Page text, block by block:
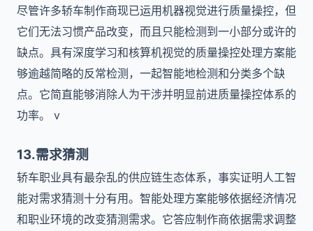
尽管许多轿车制作商现已运用机器视觉进行质量操控，但
它们无法习惯产品改变，而且只能检测到一小部分或许的
缺点。具有深度学习和核算机视觉的质量操控处理方案能
够逾越简略的反常检测，一起智能地检测和分类多个缺
点。它简直能够消除人为干涉并明显前进质量操控体系的
功率。 v
13.需求猜测
轿车职业具有最杂乱的供应链生态体系，事实证明人工智
能对需求猜测十分有用。智能处理方案能够依据经济情况
和职业环境的改变猜测需求。它答应制作商依据需求调整